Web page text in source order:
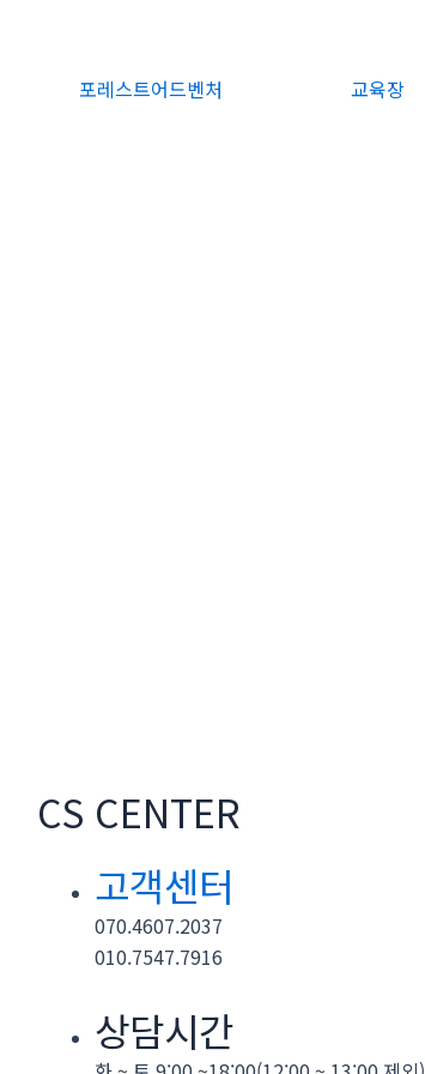
포레스트어드벤처 교육장
CS CENTER
고객센터
070.4607.2037
010.7547.7916
상담시간